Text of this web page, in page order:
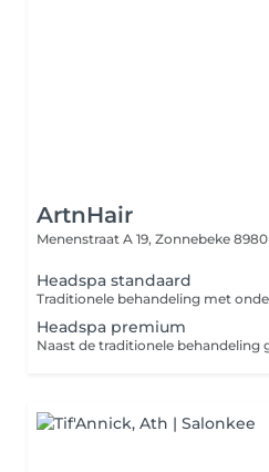
ArtnHair
Menenstraat A 19, Zonnebeke 8980
Headspa standaard
Headspa premium